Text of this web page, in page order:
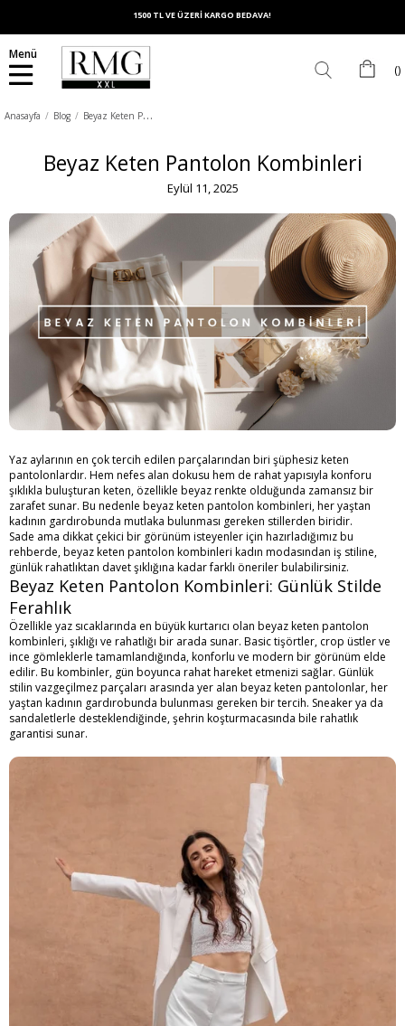
1500 TL VE ÜZERİ KARGO BEDAVA!
Menü
Anasayfa Blog B
eyaz Keten Pantolon Kombinleri
Beyaz Keten Pantolon Kombinleri
Yaz aylarının en çok tercih edilen parçalarından biri şüphesiz keten
pantolonlardır. Hem nefes alan dokusu hem de rahat yapısıyla konforu
şıklıkla buluşturan keten, özellikle beyaz renkte olduğunda zamansız bir
zarafet sunar. Bu nedenle beyaz keten pantolon kombinleri, her yaştan
kadının gardırobunda mutlaka bulunması gereken stillerden biridir.
Sade ama dikkat çekici bir görünüm isteyenler için hazırladığımız bu
rehberde,beyaz keten pantolon kombinleri kadın modasından iş stiline,
günlük rahatlıktan davet şıklığına kadar farklı öneriler bulabilirsiniz.
Beyaz Keten Pantolon Kombinleri: Günlük Stilde
Ferahlık
Özellikle yaz sıcaklarında en büyük kurtarıcı olan beyaz keten pantolon
kombinleri, şıklığı ve rahatlığı bir arada sunar. Basic tişörtler, crop üstler ve
ince gömleklerle tamamlandığında, konforlu ve modern bir görünüm elde
edilir. Bu kombinler, gün boyunca rahat hareket etmenizi sağlar. Günlük
stilin vazgeçilmez parçaları arasında yer alan beyaz keten pantolonlar, her
yaştan kadının gardırobunda bulunması gereken bir tercih. Sneaker ya da
sandaletlerle desteklendiğinde, şehrin koşturmacasında bile rahatlık
garantisi sunar.
Eylül 11, 2025